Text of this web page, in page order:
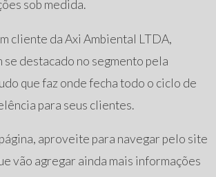
sob medida.
cliente da Axi Ambiental LTDA,
se destacado no segmento pela
que faz onde fecha todo o ciclo de
para seus clientes.
aproveite para navegar pelo site
vão agregar ainda mais informações